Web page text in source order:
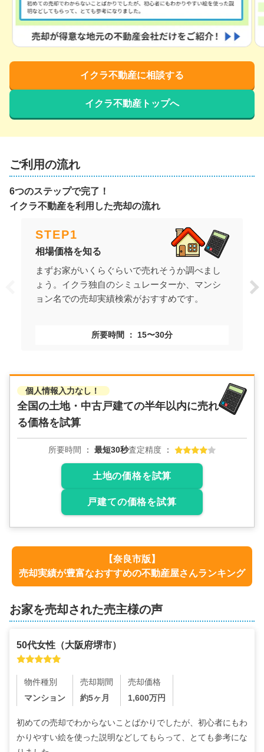
イクラ不動産に相談する
イクラ不動産トップへ
ご利用の流れ
6つのステップで完了！
イクラ不動産を利用した売却の流れ
STEP1
相場価格を知る
まずお家がいくらぐらいで売れそうか調べまし
ょう。イクラ独自のシミュレーターか、マンシ
ョン名での売却実績検索がおすすめです。
所要時間 15〜30分
個人情報入力なし！
全国の土地・中古戸建ての半年以内に売れ
る価格を試算
所要時間 最短30秒査定精度
土地の価格を試算
戸建ての価格を試算
【奈良市版】
売却実績が豊富なおすすめの不動産屋さんランキング
お家を売却された売主様の声
50代女性 （大阪府堺市）
物件種別
マンション
売却期間
約5ヶ月
売却価格
1,600万円
初めての売却でわからないことばかりでしたが、初心者にもわ
かりやすい絵を使った説明などしてもらって、とても参考にな